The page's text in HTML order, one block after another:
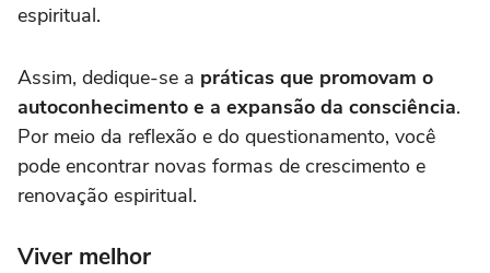
espiritual.
Assim, dedique-se a práticas que promovam o
autoconhecimento e a expansão da consciência.
Por meio da reflexão e do questionamento, você
pode encontrar novas formas de crescimento e
renovação espiritual.
Viver melhor